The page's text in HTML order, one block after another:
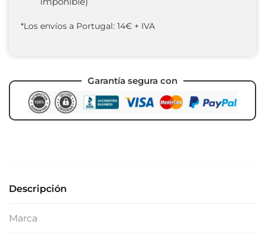
*Los envíos a Portugal: 14€ + IVA
Garantía segura con
Descripción
Marca